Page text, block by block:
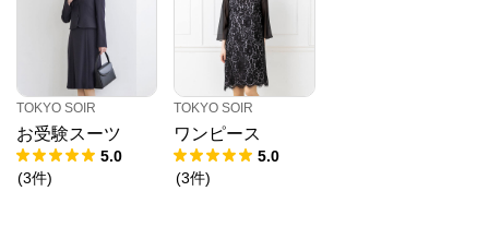
TOKYO SOIR
お受験スーツ
5.0
(3件)
TOKYO SOIR
ワンピース
5.0
(3件)